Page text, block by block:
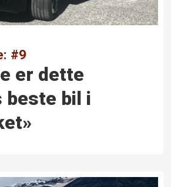
#9
er dette
beste bil i